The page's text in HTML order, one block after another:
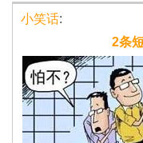
小笑话:
2条